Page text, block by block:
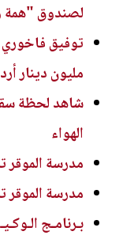
لصندوق
توفيق
مليون دينار
شاهد لحظة
الهواء
مدرسة
مدرسة
بـرنامـج